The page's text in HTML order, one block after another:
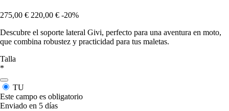
275,00 € 220,00 € -20%
Descubre el soporte lateral Givi, perfecto para una aventura en moto,
que combina robustez y practicidad para tus maletas.
Talla
*
TU
Este campo es obligatorio
Enviado en 5 días